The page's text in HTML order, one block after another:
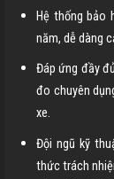
Hệ thống bảo
năm, dễ dàng
Đáp ứng đầy
đo chuyên
xe.
Đội ngũ kỹ
thức trách